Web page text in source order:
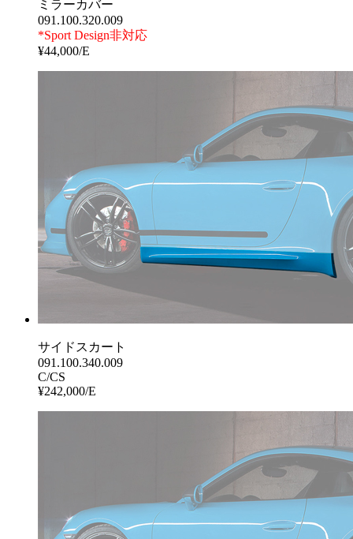
ミラーカバー
091.100.320.009
*Sport Design非対応
¥44,000/E
サイドスカート
091.100.340.009
C/CS
¥242,000/E